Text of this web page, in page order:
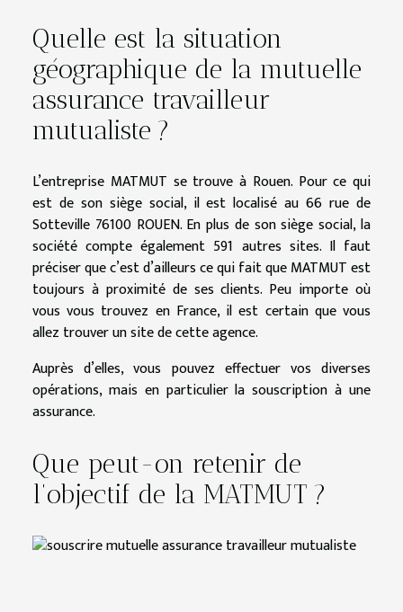
Quelle est la situation
géographique de la mutuelle
assurance travailleur
mutualiste ?
L’entreprise MATMUT se trouve à Rouen. Pour ce qui
est de son siège social, il est localisé au 66 rue de
Sotteville 76100 ROUEN. En plus de son siège social, la
société compte également 591 autres sites. Il faut
préciser que c’est d’ailleurs ce qui fait que MATMUT est
toujours à proximité de ses clients. Peu importe où
vous vous trouvez en France, il est certain que vous
allez trouver un site de cette agence.
Auprès d’elles, vous pouvez effectuer vos diverses
opérations, mais en particulier la souscription à une
assurance.
Que peut-on retenir de
l’objectif de la MATMUT ?